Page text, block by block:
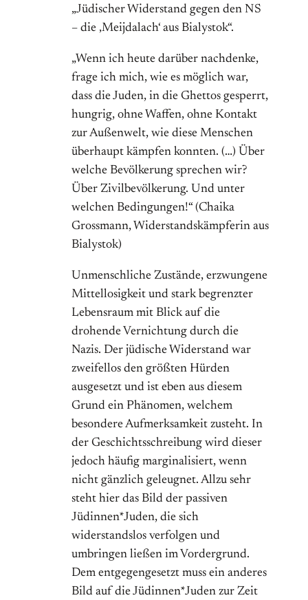
„Jüdischer Widerstand gegen den NS
– die ‚Meijdalach‘ aus Bialystok“.
„Wenn ich heute darüber nachdenke,
frage ich mich, wie es möglich war,
dass die Juden, in die Ghettos gesperrt,
hungrig, ohne Waffen, ohne Kontakt
zur Außenwelt, wie diese Menschen
überhaupt kämpfen konnten. (…) Über
welche Bevölkerung sprechen wir?
Über Zivilbevölkerung. Und unter
welchen Bedingungen!“ (Chaika
Grossmann, Widerstandskämpferin aus
Bialystok)
Unmenschliche Zustände, erzwungene
Mittellosigkeit und stark begrenzter
Lebensraum mit Blick auf die
drohende Vernichtung durch die
Nazis. Der jüdische Widerstand war
zweifellos den größten Hürden
ausgesetzt und ist eben aus diesem
Grund ein Phänomen, welchem
besondere Aufmerksamkeit zusteht. In
der Geschichtsschreibung wird dieser
jedoch häufig marginalisiert, wenn
nicht gänzlich geleugnet. Allzu sehr
steht hier das Bild der passiven
Jüdinnen*Juden, die sich
widerstandslos verfolgen und
umbringen ließen im Vordergrund.
Dem entgegengesetzt muss ein anderes
Bild auf die Jüdinnen*Juden zur Zeit